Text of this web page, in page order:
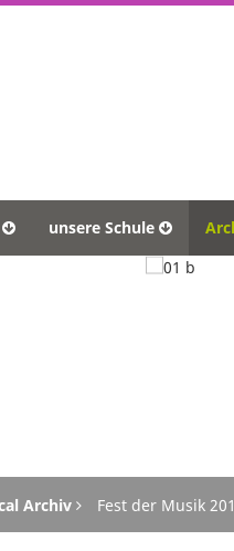
unsere Schule
Archiv Fest der Musik